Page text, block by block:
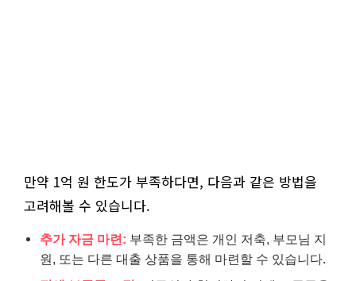
만약 1억 원 한도가 부족하다면, 다음과 같은 방법을
고려해볼 수 있습니다.
추가 자금 마련: 부족한 금액은 개인 저축, 부모님 지
원, 또는 다른 대출 상품을 통해 마련할 수 있습니다.